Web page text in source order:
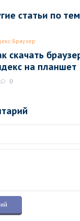
статьи по
Браузер
скачать
на планшет
0